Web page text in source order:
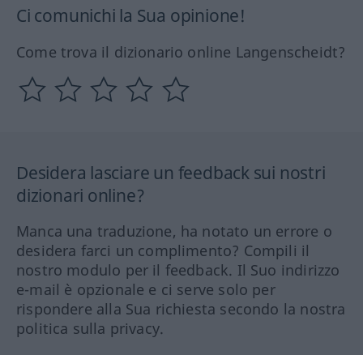
Ci comunichi la Sua opinione!
Come trova il dizionario online Langenscheidt?
Desidera lasciare un feedback sui nostri
dizionari online?
Manca una traduzione, ha notato un errore o
desidera farci un complimento? Compili il
nostro modulo per il feedback. Il Suo indirizzo
e-mail è opzionale e ci serve solo per
rispondere alla Sua richiesta secondo la nostra
politica sulla privacy.